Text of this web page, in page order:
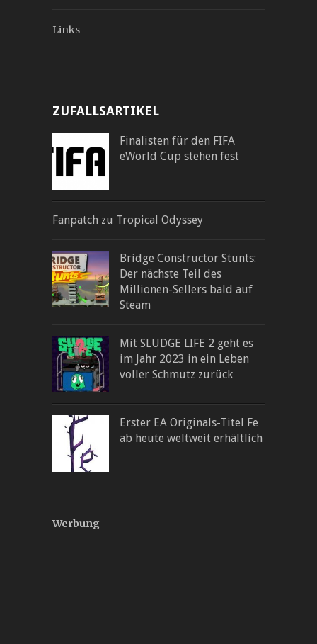
Links
ZUFALLSARTIKEL
Finalisten für den FIFA
eWorld Cup stehen fest
Fanpatch zu Tropical Odyssey
Bridge Constructor Stunts:
Der nächste Teil des
Millionen-Sellers bald auf
Steam
Mit SLUDGE LIFE 2 geht es
im Jahr 2023 in ein Leben
voller Schmutz zurück
Erster EA Originals-Titel Fe
ab heute weltweit erhältlich
Werbung